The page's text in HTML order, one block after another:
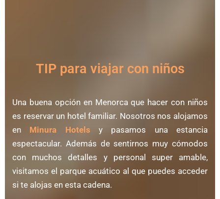
TIP para viajar con niños
Una buena opción en Menorca que hacer con niños
es reservar un hotel familiar. Nosotros nos alojamos
en Minura Hotels y pasamos una estancia
espectacular. Además de sentirnos muy cómodos
con muchos detalles y personal super amable,
visitamos el parque acuático al que puedes acceder
si te alojas en esta cadena.